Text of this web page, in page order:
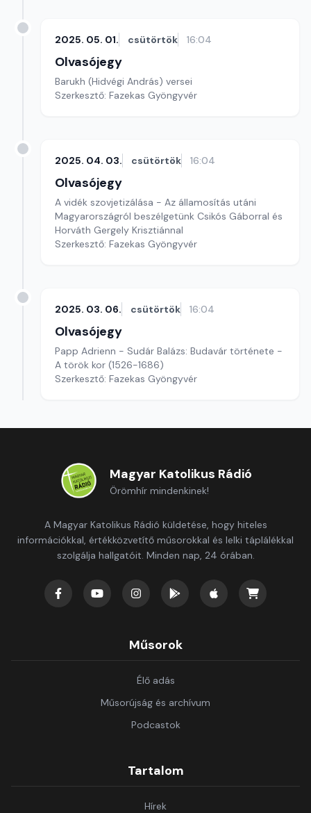
2025. 05. 01. csütörtök 16:04
Olvasójegy
Barukh (Hidvégi András) versei
Szerkesztő: Fazekas Gyöngyvér
2025. 04. 03. csütörtök 16:04
Olvasójegy
A vidék szovjetizálása - Az államosítás utáni
Magyarországról beszélgetünk Csikós Gáborral és
Horváth Gergely Krisztiánnal
Szerkesztő: Fazekas Gyöngyvér
2025. 03. 06. csütörtök 16:04
Olvasójegy
Papp Adrienn - Sudár Balázs: Budavár története -
A török kor (1526-1686)
Szerkesztő: Fazekas Gyöngyvér
Magyar Katolikus Rádió
Örömhír mindenkinek!
A Magyar Katolikus Rádió küldetése, hogy hiteles
információkkal, értékközvetítő műsorokkal és lelki táplálékkal
szolgálja hallgatóit. Minden nap, 24 órában.
Műsorok
Élő adás
Műsorújság és archívum
Podcastok
Tartalom
Hírek